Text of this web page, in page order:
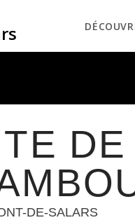
DE-SALARS